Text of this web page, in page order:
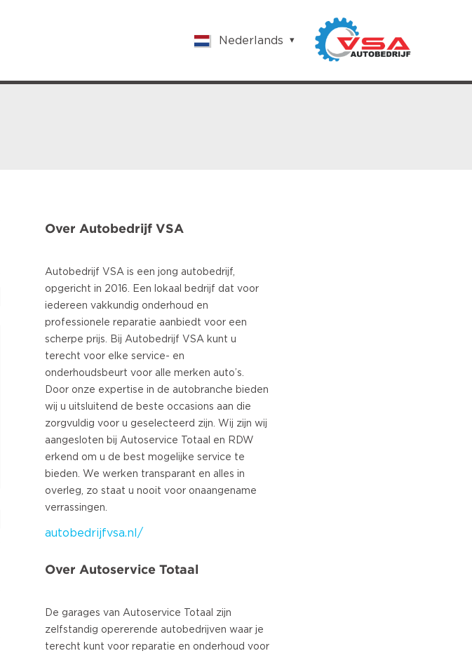
Nederlands
Nederlands
Over Autobedrijf VSA
Autobedrijf VSA is een jong autobedrijf,
opgericht in 2016. Een lokaal bedrijf dat voor
iedereen vakkundig onderhoud en
professionele reparatie aanbiedt voor een
scherpe prijs. Bij Autobedrijf VSA kunt u
terecht voor elke service- en
onderhoudsbeurt voor alle merken auto’s.
Door onze expertise in de autobranche bieden
wij u uitsluitend de beste occasions aan die
zorgvuldig voor u geselecteerd zijn. Wij zijn wij
aangesloten bij Autoservice Totaal en RDW
erkend om u de best mogelijke service te
bieden. We werken transparant en alles in
overleg, zo staat u nooit voor onaangename
autobedrijfvsa.nl/
Over Autoservice Totaal
De garages van Autoservice Totaal zijn
zelfstandig opererende autobedrijven waar je
terecht kunt voor reparatie en onderhoud voor